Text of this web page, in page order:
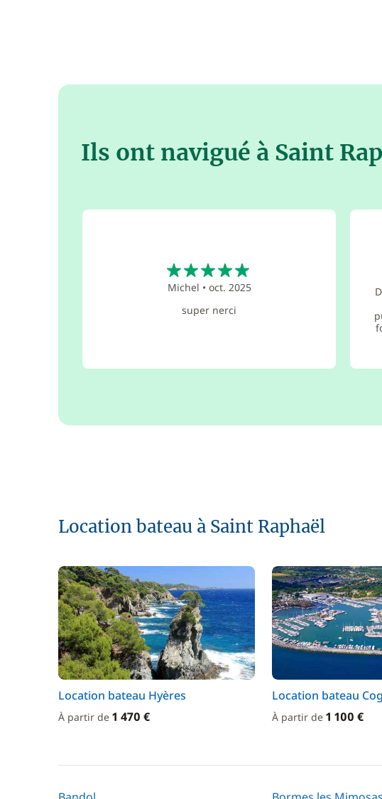
Ils ont navigué à Saint
Michel • oct. 2025
super nerci
Location bateau à Saint Raphaël
Location bateau Hyères
À partir de 1 470 €
Location bateau
À partir de 1 100 €